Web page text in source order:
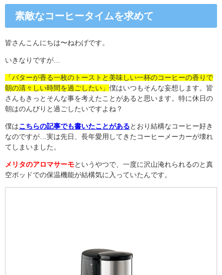
素敵なコーヒータイムを求めて
皆さんこんにちは〜ねわげです。
いきなりですが…
「バターが香る一枚のトーストと美味しい一杯のコーヒーの香りで
朝の清々しい時間を過ごしたい」 僕はいつもそんな妄想します。皆
さんもきっとそんな事を考えたことがあると思います。特に休日の
朝はのんびりと過ごしたいですよね？
僕はこちらの記事でも書いたことがある とおり結構なコーヒー好き
なのですが
実は先日、長年愛用してきたコーヒーメーカーが壊れ
てしまいました。
メリタのアロマサーモというやつで、一度に沢山淹れられるのと真
空ポッドでの保温機能が結構気に入っていたんです。